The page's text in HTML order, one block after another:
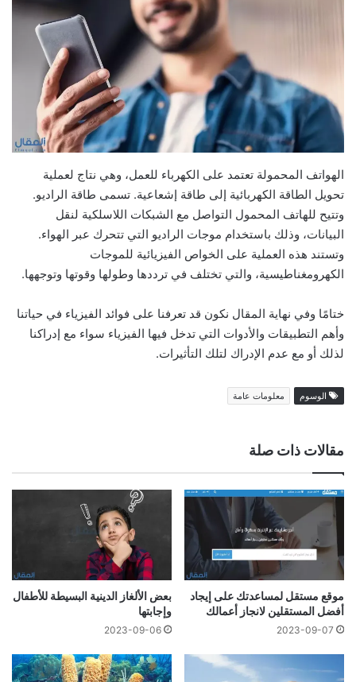
الهواتف المحمولة تعتمد على الكهرباء للعمل، وهي نتاج لعملية
تحويل الطاقة الكهربائية إلى طاقة إشعاعية. تسمى طاقة الراديو.
وتتيح للهاتف المحمول التواصل مع الشبكات اللاسلكية لنقل
البيانات، وذلك باستخدام موجات الراديو التي تتحرك عبر الهواء.
وتستند هذه العملية على الخواص الفيزيائية للموجات
الكهرومغناطيسية، والتي تختلف في ترددها وطولها وقوتها وتوجهها.
ختامًا وفي نهاية المقال نكون قد تعرفنا على فوائد الفيزياء في حياتنا
وأهم التطبيقات والأدوات التي تدخل فيها الفيزياء سواء مع إدراكنا
لذلك أو مع عدم الإدراك لتلك التأثيرات.
الوسوم معلومات عامة
مقالات ذات صلة
موقع مستقل لمساعدتك على إيجاد
أفضل المستقلين لانجاز أعمالك
2023-09-07
بعض الألغاز الدينية البسيطة للأطفال
وإجابتها
2023-09-06